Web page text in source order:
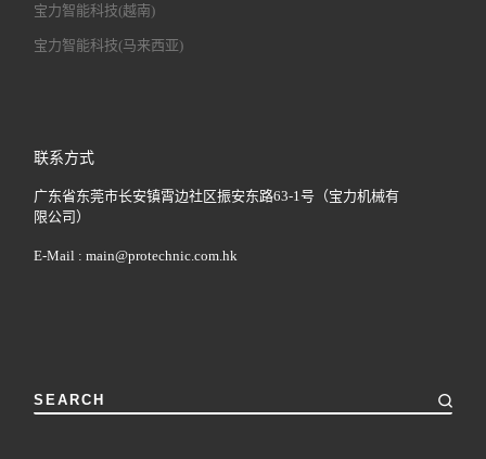
宝力智能科技(越南)
宝力智能科技(马来西亚)
联系方式
广东省东莞市长安镇霄边社区振安东路63-1号（宝力机械有
限公司）
E-Mail :main@protechnic.com.hk
SEARCH